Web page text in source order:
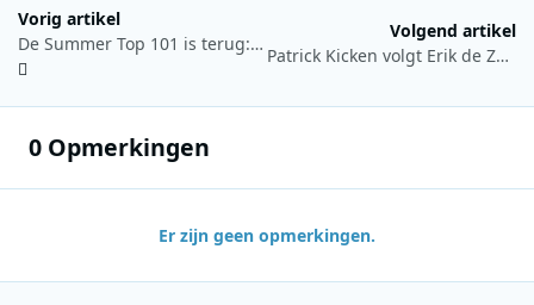
Vorig artikel
De Summer Top 101 is terug: luister op 4 juli naar Sky Radio
Volgend artikel
Patrick Kicken volgt Erik de Zwart op bij RADIONL
0 Opmerkingen
Er zijn geen opmerkingen.